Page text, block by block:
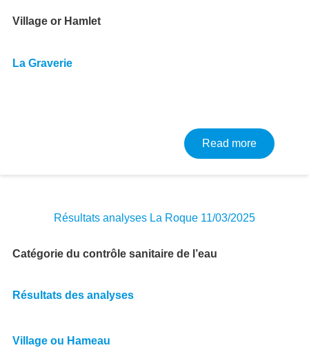
Village or Hamlet
La Graverie
Read moreabout
Résultats analyses La Roque 11/03/2025
Catégorie du contrôle sanitaire de l’eau
Résultats des analyses
Village ou Hameau